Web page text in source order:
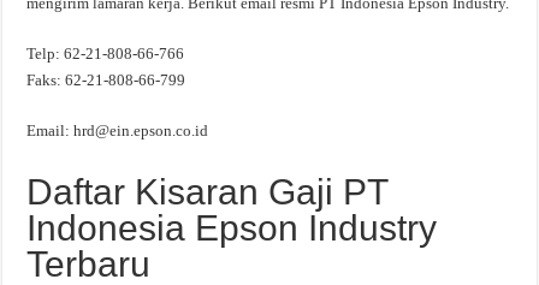
Telp: 62-21-808-66-766
Faks: 62-21-808-66-799
Email:hrd@ein.epson.co.id
Daftar Kisaran Gaji PT
Indonesia Epson Industry
Terbaru